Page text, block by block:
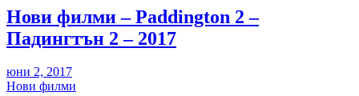
Нови филми – Paddington 2 –
Падингтън 2 – 2017
юни 2, 2017
Нови филми